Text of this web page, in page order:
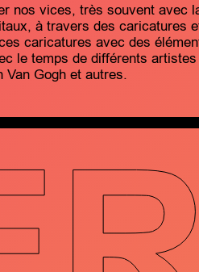
nos vices, très souvent avec
à travers des caricatures
caricatures avec des
le temps de différents
Van Gogh et autres.